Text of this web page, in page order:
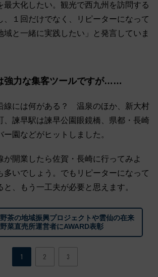
最大化したい。観光で西九州を訪問する
、１回だけでなく、リピーターになって
域と一緒に実践したい」と発言していま
強力な集客ツールですが……
線には何がある？ 温泉のほか、新大村
、諫早駅は諫早公園眼鏡橋、県都・長崎
園などがヒットしました。
が開業したら佐賀・長崎に行ってみよ
多いでしょう。でもリピーターになって
と、もう一工夫が必要と思えます。
茶の地域振興プロジェクトや雲仙の在来
菜直売所運営者にAWARD表彰
1 2 3